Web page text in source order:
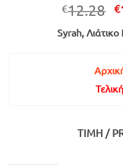
€12.28 €
Syrah,
ΤΙΜΉ /